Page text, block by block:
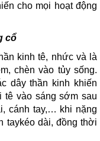
cho mọi hoạt động
cổ
kinh tê, nhức và là
chèn vào tủy sống.
dây thần kinh khiến
tê vào sáng sớm sau
cánh tay,… khi nặng
taykéo dài, đồng thời